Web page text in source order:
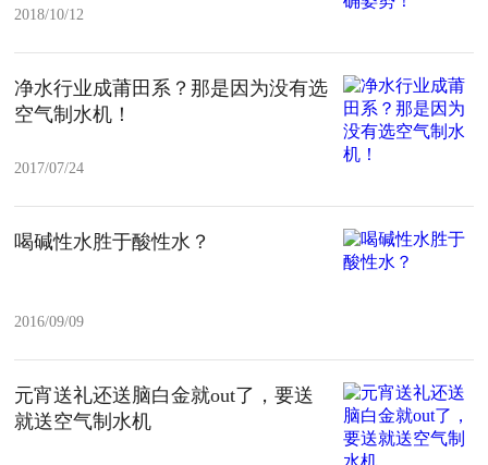
2018/10/12
净水行业成莆田系？那是因为没有选
空气制水机！
2017/07/24
喝碱性水胜于酸性水？
2016/09/09
元宵送礼还送脑白金就out了，要送
就送空气制水机